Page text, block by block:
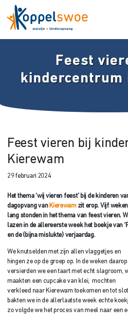
Feest
kindercentrum
Feest vieren bij
Kierewam
29 februari 2024
Het thema ‘wij vieren feest’ bij de kinderen
dagopvang vanKierewam zit erop. Vijf weken
lang stonden in het thema van feest vieren.
lazen in de allereerste week het boekje van
en de (bijna mislukte) verjaardag.
We knutselden met zijn allen vlaggetjes en
hingen ze op de groep op. In de weken daarop
versierden we een taart met echt slagroom,
maakten een cupcake van klei, mochten
verkleed naar Kierewam toekomen en tot slot
bakten we in de allerlaatste week echte
zo volgde we het proces van meel naar een